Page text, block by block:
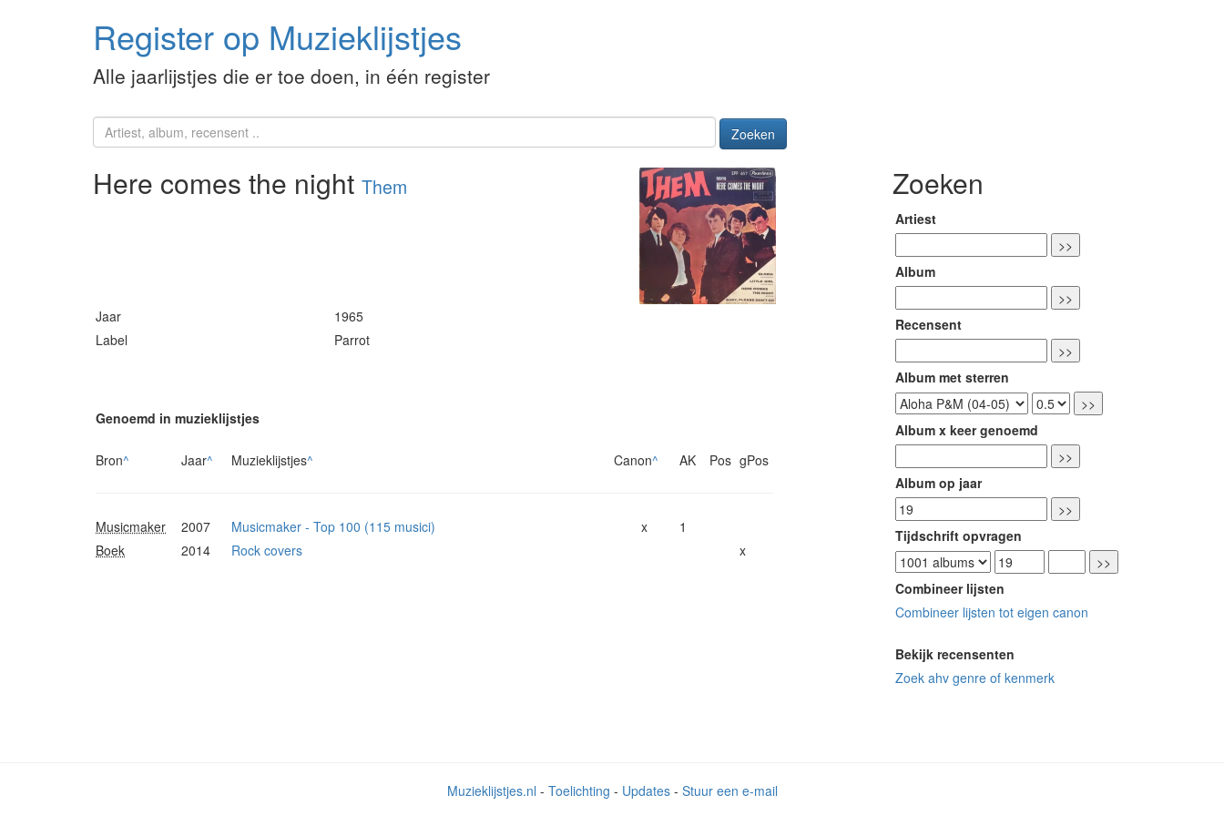
Register op Muzieklijstjes
Alle jaarlijstjes die er toe doen, in één register
Zoeken
Here comes the night Them
Jaar
1965
Label
Parrot
Genoemd in muzieklijstjes
Bron^ Jaar^ Muzieklijstjes^ Canon^ AK Pos gPos
Musicmaker 2007 Musicmaker - Top 100 (115 musici) x
1
Boek
2014 Rock covers x
Zoeken
Artiest
Album
Recensent
Album met sterren
Album x keer genoemd
Album op jaar
Tijdschrift opvragen
Combineer lijsten
Combineer lijsten tot eigen canon
Bekijk recensenten
Zoek ahv genre of kenmerk
Muzieklijstjes.nl - Toelichting - Updates- Stuur een e-mail